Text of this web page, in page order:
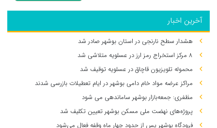
آخرین اخبار
هشدار سطح نارنجی در استان بوشهر صادر شد
۸ مرکز استخراج رمز ارز در عسلویه متلاشی شد
محموله تلویزیون قاچاق در عسلویه توقیف شد
مراکز عرضه مواد خام دامی بوشهر در ایام تعطیلات بازرسی شدند
مظفری: جمعه‌بازار بوشهر ساماندهی می‌ شود
پروژه‌های نهضت ملی مسکن بوشهر تعیین تکلیف شد
فرودگاه بوشهر پس از حدود چهار ماه وقفه فعال می‌شود